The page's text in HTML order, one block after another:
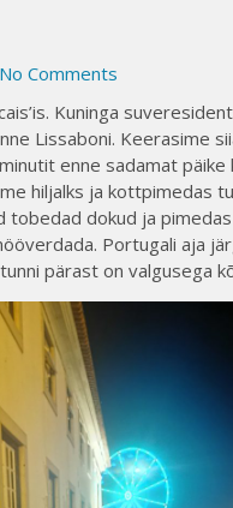
No Comments
Kuninga
Lissaboni. Keerasime
enne sadamat päike
hiljalks ja kottpimedas
tobedad dokud ja
Portugali aja
pärast on valgusega